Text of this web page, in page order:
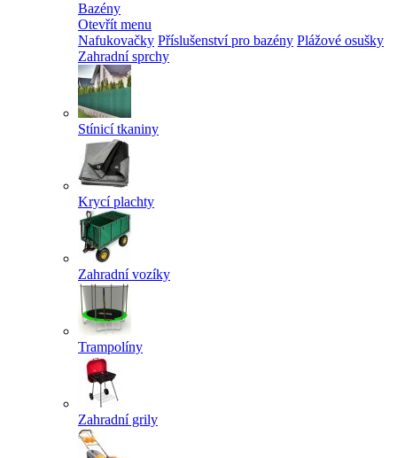
Bazény
Otevřít menu
Nafukovačky Příslušenství pro bazény Plážové osušky
Zahradní sprchy
Stínicí tkaniny
Krycí plachty
Zahradní vozíky
Trampolíny
Zahradní grily